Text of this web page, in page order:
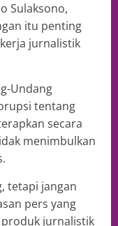
Sulaksono,
itu penting
jurnalistik
Undang
tentang
secara
menimbulkan
tetapi jangan
pers yang
jurnalistik